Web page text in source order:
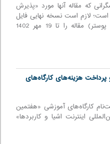
که مقاله آنها مورد «پذیرش
است؛ لازم است نسخه نهایی فایل
ارائه (سخنرانی یا پوستر) مقاله را تا 19 مهر 1402
پرداخت هزینه‌های کارگاه‌های
کارگاه‌های آموزشی «هفتمین
اينترنت اشيا و كاربردها»